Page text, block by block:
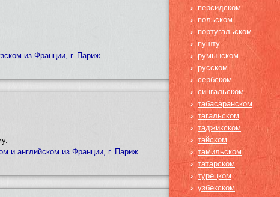
из Франции, г. Париж.
и английском из Франции, г. Париж.
› персидском
› польском
› португальском
› пушту
› румынском
› русском
› сербском
› сингальском
› табасаранском
› тагальском
› таджикском
› тайском
› тамильском
› татарском
› турецком
› узбекском